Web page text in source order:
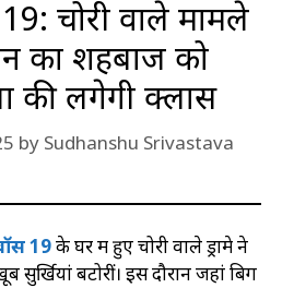
चोरी वाले मामले
का शहबाज को
की लगेगी क्लास
by Sudhanshu Srivastava
19के घर में हुए चोरी वाले ड्रामे ने
बटोरीं। इस दौरान जहां बिग